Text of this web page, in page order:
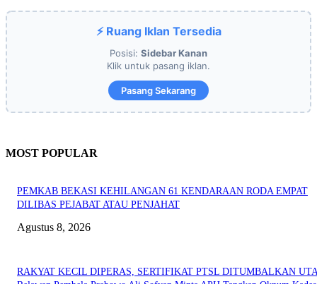
⚡ Ruang Iklan Tersedia
Posisi: Sidebar Kanan
Klik untuk pasang iklan.
Pasang Sekarang
MOST POPULAR
PEMKAB BEKASI KEHILANGAN 61 KENDARAAN RODA EMPAT
DILIBAS PEJABAT ATAU PENJAHAT
Agustus 8, 2026
RAKYAT KECIL DIPERAS, SERTIFIKAT PTSL DITUMBALKAN